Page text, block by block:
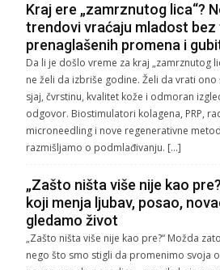
Kraj ere „zamrznutog lica“?
trendovi vraćaju mladost bez
prenaglašenih promena i
Da li je došlo vreme za kraj „zamrznutog
ne želi da izbriše godine. Želi da vrati
sjaj, čvrstinu, kvalitet kože i odmoran
odgovor. Biostimulatori kolagena, PRP,
microneedling i nove regenerativne
razmišljamo o podmlađivanju. […]
„Zašto ništa više nije kao
koji menja ljubav, posao,
gledamo život
„Zašto ništa više nije kao pre?“ Možda
nego što smo stigli da promenimo svoja